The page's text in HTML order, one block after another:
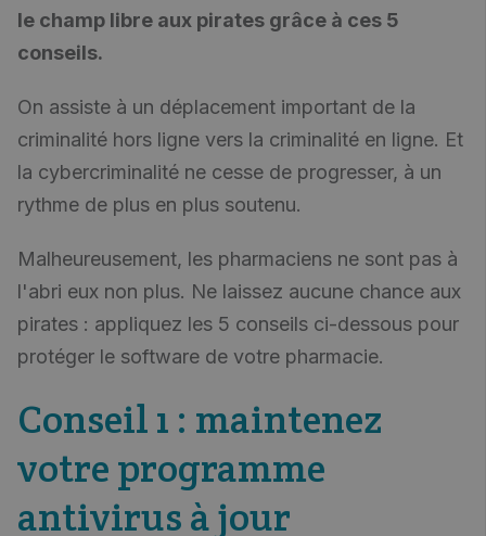
le champ libre aux pirates grâce à ces 5
conseils.
On assiste à un déplacement important de la
criminalité hors ligne vers la criminalité en ligne. Et
la cybercriminalité ne cesse de progresser, à un
rythme de plus en plus soutenu.
Malheureusement, les pharmaciens ne sont pas à
l'abri eux non plus. Ne laissez aucune chance aux
pirates : appliquez les 5 conseils ci-dessous pour
protéger le software de votre pharmacie.
Conseil 1 : maintenez
votre programme
antivirus à jour